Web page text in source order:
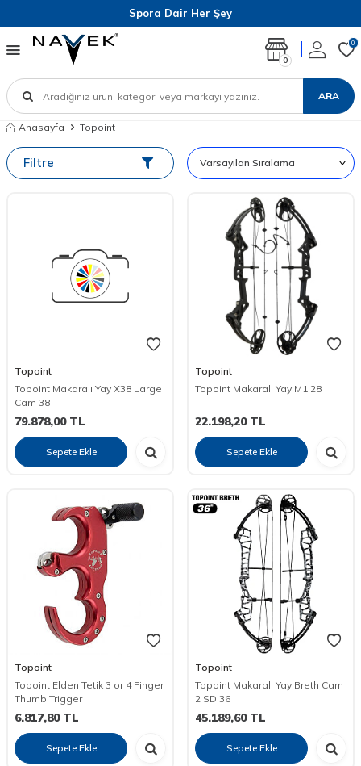
Spora Dair Her Şey
ARA
0
0
Anasayfa Topoint
Filtre
Topoint
Topoint Makaralı Yay X38 Large
Cam 38
79.878,00TL
Sepete Ekle
Topoint
Topoint Makaralı Yay M1 28
22.198,20TL
Sepete Ekle
Topoint
Topoint Elden Tetik 3 or 4 Finger
Thumb Trigger
6.817,80TL
Sepete Ekle
Topoint
Topoint Makaralı Yay Breth Cam
2 SD 36
45.189,60TL
Sepete Ekle